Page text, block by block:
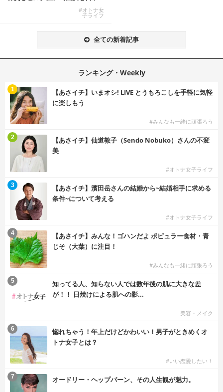
#オトナ女
子ライフ
全ての新着記事
ランキング・Weekly
【あさイチ】いまオシ! LIVE とうもろこしを手軽に気軽
に楽しもう
#みんなも一緒に頑張ろう
1
【あさイチ】仙道敦子（Sendo Nobuko）さんの不変
美
#オトナ女子ライフ
2
【あさイチ】濱田岳さんの結婚から~結婚相手に求める
条件~について考える
#オトナ女子ライフ
3
【あさイチ】みんな！ゴハンだよ ポピュラー食材・青
じそ（大葉）に注目！
#みんなも一緒に頑張ろう
4
知ってる人、知らない人では数年後の肌に大きな差
が！！ 日焼けによる肌への影...
美容・メイク
5
惚れちゃう！年上だけどかわいい！男子がときめくオ
トナ女子とは？
#いい恋愛したい！
6
オードリー・ヘップバーン、その人生観が魅力。
7